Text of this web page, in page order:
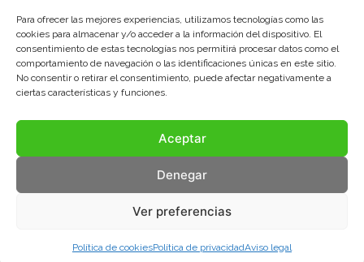
Para ofrecer las mejores experiencias, utilizamos tecnologías como las
cookies para almacenar y/o acceder a la información del dispositivo. El
consentimiento de estas tecnologías nos permitirá procesar datos como el
comportamiento de navegación o las identificaciones únicas en este sitio.
No consentir o retirar el consentimiento, puede afectar negativamente a
ciertas características y funciones.
Aceptar
Denegar
Ver preferencias
Política de cookiesPolítica de privacidadAviso legal